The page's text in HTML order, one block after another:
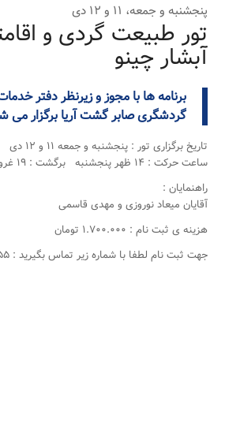
پنجشنبه و جمعه، ۱۱ و ۱۲ دی
تور طبیعت گردی و
آبشار چینو
برنامه ها با مجوز و زیرنظر دفتر
گردشگری صابر گشت آریا برگزار می
تاریخ برگزاری تور : پنجشنبه و جمعه ۱۱ و ۱۲ دی
ساعت حرکت : ۱۴ ظهر پنجشنبه برگشت : ۱۹ غروب جمعه
راهنمایان :
آقایان میعاد نوروزی و مهدی قاسمی
هزینه ی ثبت نام : ۱.۷۰۰.۰۰۰ تومان
جهت ثبت نام لطفا با شماره زیر تماس بگیرید : ۰۹۳۳۴۴۵۵۰۵۵